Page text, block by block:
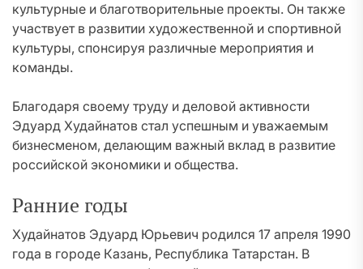
культурные и благотворительные проекты. Он также
участвует в развитии художественной и спортивной
культуры, спонсируя различные мероприятия и
команды.
Благодаря своему труду и деловой активности
Эдуард Худайнатов стал успешным и уважаемым
бизнесменом, делающим важный вклад в развитие
российской экономики и общества.
Ранние годы
Худайнатов Эдуард Юрьевич родился 17 апреля 1990
года в городе Казань, Республика Татарстан. В